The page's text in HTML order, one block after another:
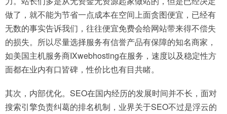
做了，就不能为节省一点成本在空间上面贪图便宜，已经有
无数的事实告诉我们，往往便宜免费会给网站带来得不偿失
的损失。所以尽量选择服务有信誉产品有保障的知名商家，
如美国主机服务商IXwebhosting在服务，速度以及稳定性方
面都在业内有口皆碑，性价比也有目共睹。
其次，内部优化。SEO在国内经历的发展时间并不长，面对
搜索引擎负责纠葛的排名机制，业界关于SEO不过是浮云的